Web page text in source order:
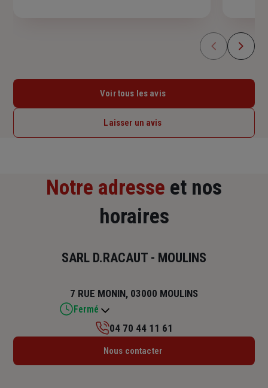
Voir tous les avis
Laisser un avis
Notre adresse et nos
horaires
SARL D.RACAUT - MOULINS
7 RUE MONIN, 03000 MOULINS
Fermé
Lundi : 08h30 – 12h / 14h – 17h30
04 70 44 11 61
Nous contacter